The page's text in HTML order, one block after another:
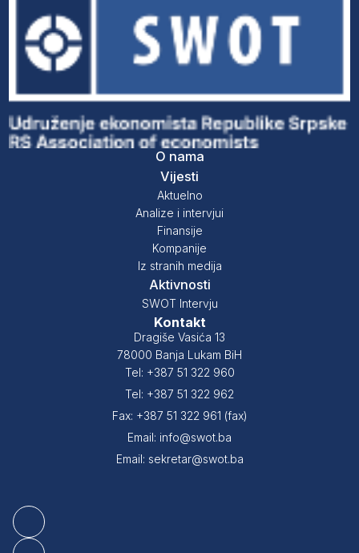
O nama
Vijesti
Aktuelno
Analize i intervjui
Finansije
Kompanije
Iz stranih medija
Aktivnosti
SWOT Intervju
Kontakt
Dragiše Vasića 13
78000 Banja Lukam BiH
Tel: +387 51 322 960
Tel: +387 51 322 962
Fax: +387 51 322 961 (fax)
Email: info@swot.ba
Email: sekretar@swot.ba